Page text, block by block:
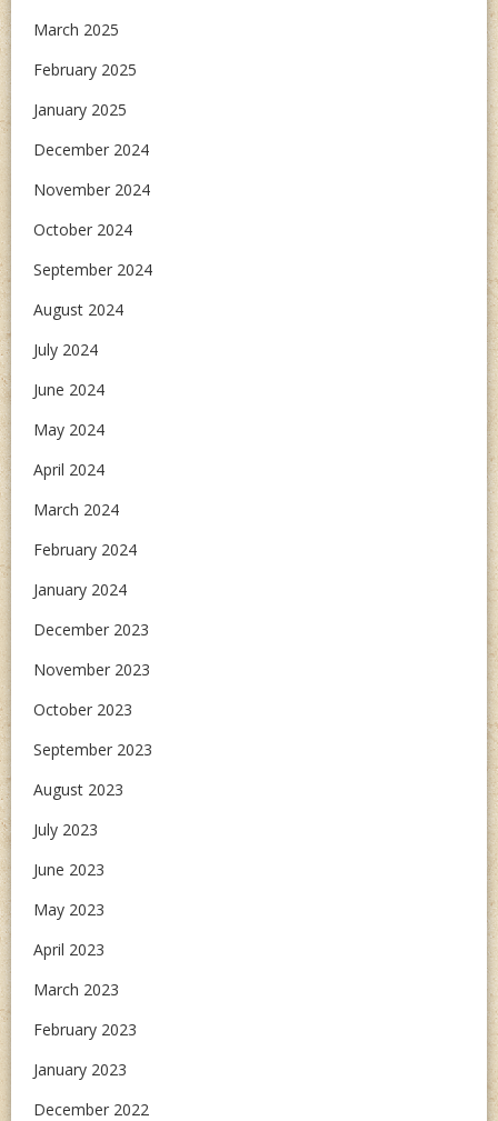
March 2025
February 2025
January 2025
December 2024
November 2024
October 2024
September 2024
August 2024
July 2024
June 2024
May 2024
April 2024
March 2024
February 2024
January 2024
December 2023
November 2023
October 2023
September 2023
August 2023
July 2023
June 2023
May 2023
April 2023
March 2023
February 2023
January 2023
December 2022